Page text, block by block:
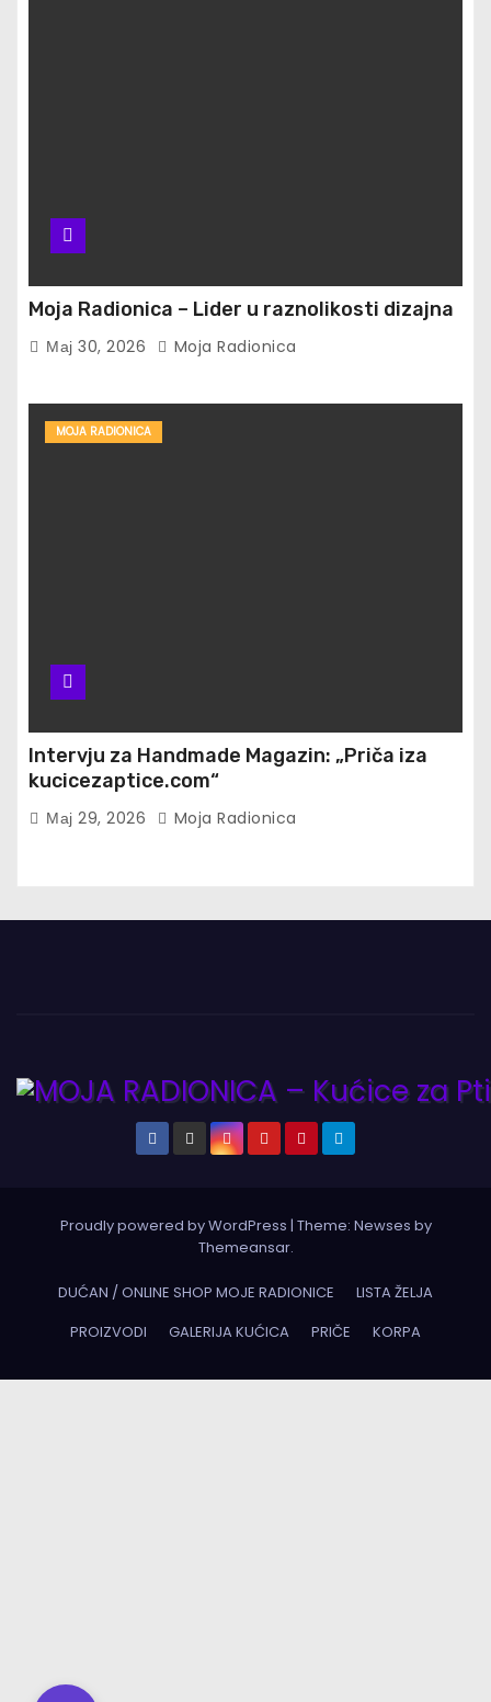
Moja Radionica – Lider u raznolikosti dizajna
Мај 30, 2026 Moja Radionica
MOJA RADIONICA
Intervju za Handmade Magazin: „Priča iza
kucicezaptice.com“
Мај 29, 2026 Moja Radionica
Proudly powered by WordPress | Theme: Newses by
Themeansar.
DUĆAN / ONLINE SHOP MOJE RADIONICE
LISTA ŽELJA
PROIZVODI
GALERIJA KUĆICA PRIČE KORPA